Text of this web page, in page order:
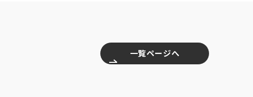
一覧ページへ